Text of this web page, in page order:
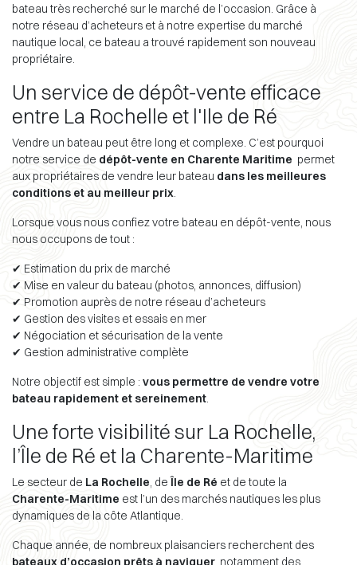
bateau très recherché sur le marché de l’occasion. Grâce à
notre réseau d’acheteurs et à notre expertise du marché
nautique local, ce bateau a trouvé rapidement son nouveau
propriétaire.
Un service de dépôt-vente efficace
entre La Rochelle et l'Ile de Ré
Vendre un bateau peut être long et complexe. C’est pourquoi
notre service de dépôt-vente en Charente Maritime permet
aux propriétaires de vendre leur bateau dans les meilleures
conditions et au meilleur prix.
Lorsque vous nous confiez votre bateau en dépôt-vente, nous
nous occupons de tout :
✔ Estimation du prix de marché
✔ Mise en valeur du bateau (photos, annonces, diffusion)
✔ Promotion auprès de notre réseau d’acheteurs
✔ Gestion des visites et essais en mer
✔ Négociation et sécurisation de la vente
✔ Gestion administrative complète
Notre objectif est simple : vous permettre de vendre votre
bateau rapidement et sereinement.
Une forte visibilité sur La Rochelle,
l’Île de Ré et la Charente-Maritime
Le secteur de La Rochelle, deÎle de Ré et de toute la
Charente-Maritime est l’un des marchés nautiques les plus
dynamiques de la côte Atlantique.
Chaque année, de nombreux plaisanciers recherchent des
bateaux d’occasion prêts à naviguer , notamment des